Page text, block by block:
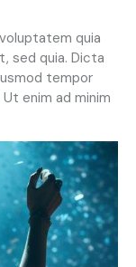
quia
sed quia. Dicta
tempor
enim ad minim